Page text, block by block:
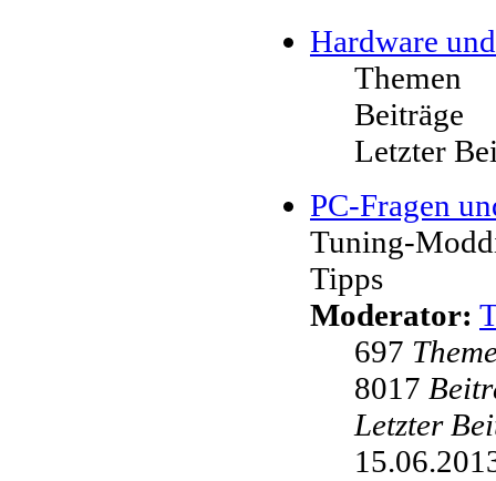
Hardware
Themen
Beiträge
Letzter
PC-Fragen
Tuning-
Tipps
Moderator:
697
8017
Letzter